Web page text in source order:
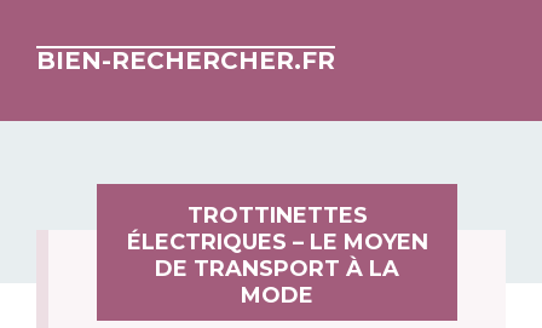
BIEN-RECHERCHER.FR
TROTTINETTES
ÉLECTRIQUES – LE MOYEN
DE TRANSPORT À LA
MODE